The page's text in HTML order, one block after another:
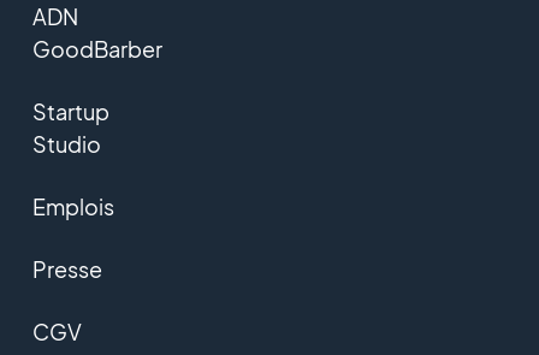
ADN
GoodBarber
Startup
Studio
Emplois
Presse
CGV